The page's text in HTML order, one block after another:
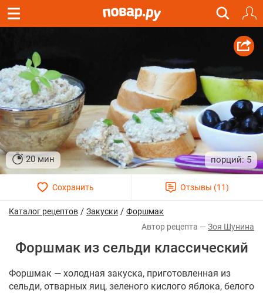
20 мин 5
Каталог рецептов / Закуски / Форшмак
Зоя Шунина
Форшмак из сельди классический
Форшмак — холодная закуска, приготовленная из
сельди, отварных яиц, зеленого кислого яблока, белого